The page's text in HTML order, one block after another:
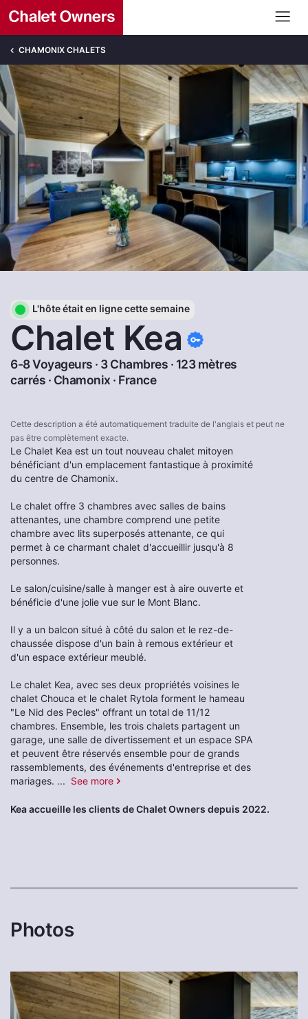
CHAMONIX CHALETS
L'hôte était en ligne cette semaine
Chalet Kea
6-8 Voyageurs · 3 Chambres · 123 mètres
carrés · Chamonix · France
Cette description a été automatiquement traduite de l'anglais et peut ne
pas être complètement exacte.
Le Chalet Kea est un tout nouveau chalet mitoyen
bénéficiant d'un emplacement fantastique à proximité
du centre de Chamonix.
Le chalet offre 3 chambres avec salles de bains
attenantes, une chambre comprend une petite
chambre avec lits superposés attenante, ce qui
permet à ce charmant chalet d'accueillir jusqu'à 8
personnes.
Le salon/cuisine/salle à manger est à aire ouverte et
bénéficie d'une jolie vue sur le Mont Blanc.
Il y a un balcon situé à côté du salon et le rez-de-
chaussée dispose d'un bain à remous extérieur et
d'un espace extérieur meublé.
Le chalet Kea, avec ses deux propriétés voisines le
chalet Chouca et le chalet Rytola forment le hameau
"Le Nid des Pecles" offrant un total de 11/12
chambres. Ensemble, les trois chalets partagent un
garage, une salle de divertissement et un espace SPA
et peuvent être réservés ensemble pour de grands
rassemblements, des événements d'entreprise et des
mariages. ... See more
Kea accueille les clients de Chalet Owners depuis 2022.
Photos